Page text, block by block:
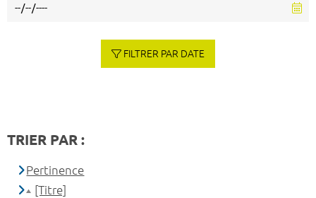
FILTRER PAR DATE
TRIER PAR :
Pertinence
[Titre]